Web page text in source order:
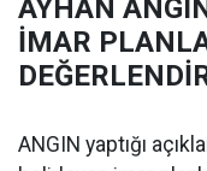
AYHAN
İMAR
ANGIN yaptığı